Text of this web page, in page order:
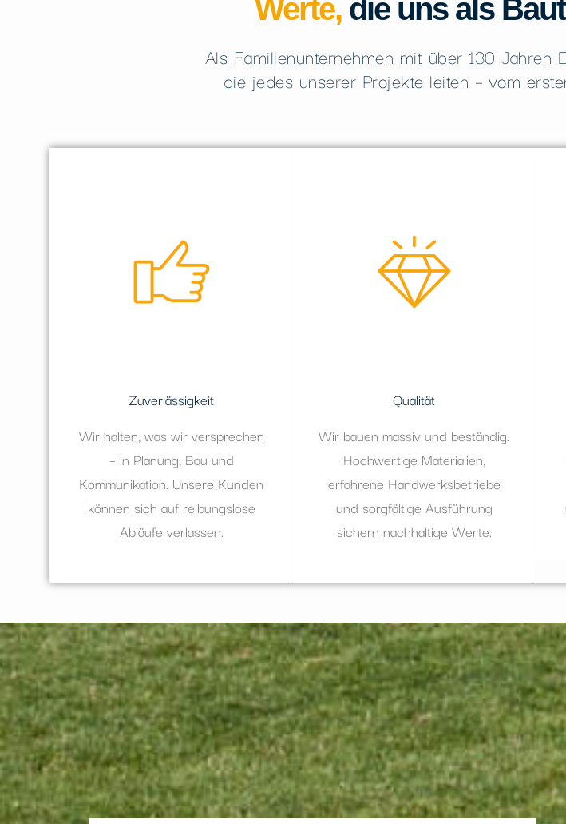
Werte,die uns als
Als Familienunternehmen mit über 130 Jahren
die jedes unserer Projekte leiten – vom
Zuverlässigkeit
Wir halten, was wir versprechen
– in Planung, Bau und
Kommunikation. Unsere Kunden
können sich auf reibungslose
Abläufe verlassen.
Qualität
Wir bauen massiv und beständig.
Hochwertige Materialien,
erfahrene Handwerksbetriebe
und sorgfältige Ausführung
sichern nachhaltige Werte.